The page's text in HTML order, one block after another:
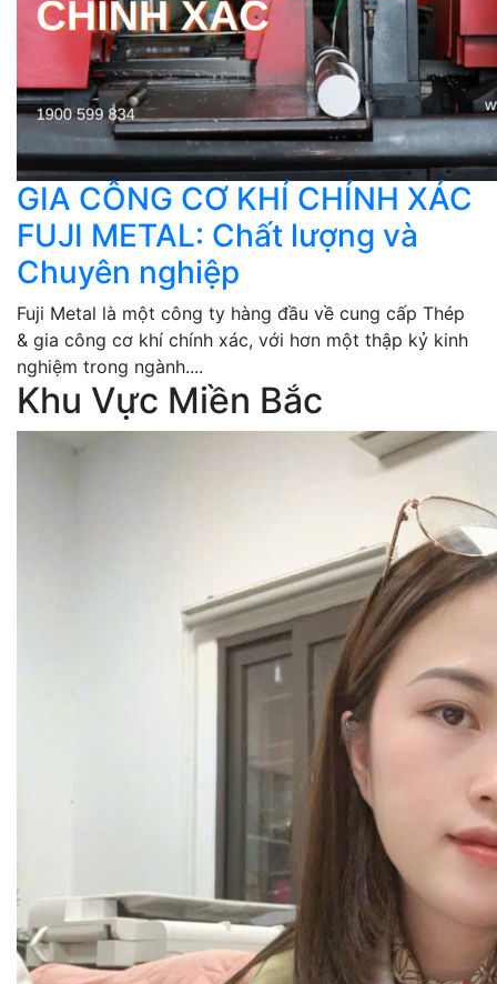
GIA CÔNG CƠ KHÍ CHÍNH XÁC
FUJI METAL: Chất lượng và
Chuyên nghiệp
Fuji Metal là một công ty hàng đầu về cung cấp Thép
& gia công cơ khí chính xác, với hơn một thập kỷ kinh
nghiệm trong ngành....
Khu Vực Miền Bắc